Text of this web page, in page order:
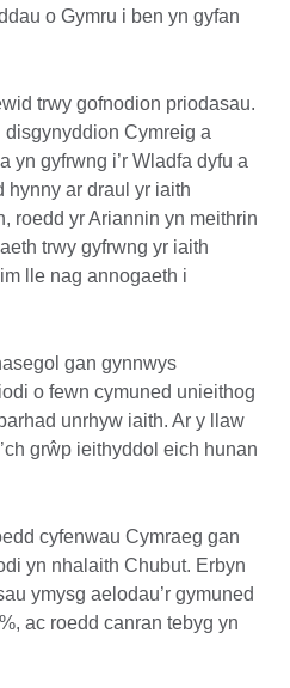
o Gymru i ben yn gyfan
trwy gofnodion priodasau.
disgynyddion Cymreig a
yn gyfrwng i’r Wladfa dyfu a
hynny ar draul yr iaith
roedd yr Ariannin yn meithrin
trwy gyfrwng yr iaith
lle nag annogaeth i
gan gynnwys
o fewn cymuned unieithog
unrhyw iaith. Ar y llaw
grŵp ieithyddol eich hunan
cyfenwau Cymraeg gan
yn nhalaith Chubut. Erbyn
ymysg aelodau’r gymuned
ac roedd canran tebyg yn